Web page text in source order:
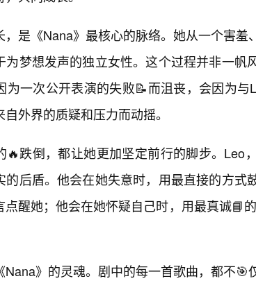
，是《Nana》最核心的脉络。她从一个害羞
为梦想发声的独立女性。这个过程并非一帆
为一次公开表演的失败📝而沮丧，会因为
外界的质疑和压力而动摇。
🔥跌倒，都让她更加坚定前行的脚步。Leo
的后盾。他会在她失意时，用最直接的方式
点醒她；他会在她怀疑自己时，用最真诚📘
Nana》的灵魂。剧中的每一首歌曲，都不🎯